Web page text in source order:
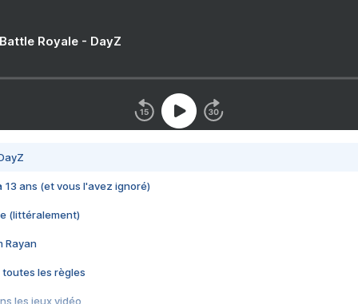
Royale - DayZ
13 ans (et vous l'avez ignoré)
(littéralement)
Rayan
toutes les règles
les jeux vidéo